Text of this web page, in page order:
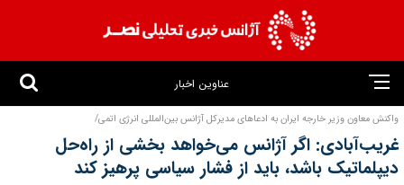
عناوین اخبار
واکنش معاون وزیر خارجه ایران به ادعاهای مدیرکل‌‎ آژانس بین‌المللی انرژی اتمی/
غریب‌آبادی: اگر آژانس می‌خواهد بخشی از راه‌حل
دیپلماتیک باشد، باید از فشار سیاسی پرهیز کند